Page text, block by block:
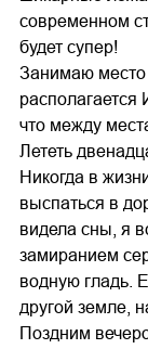
современном
будет супер!
Занимаю место
располагается
что между
Лететь
Никогда в
выспаться в
видела сны, я
замиранием
водную гладь.
другой земле,
Поздним